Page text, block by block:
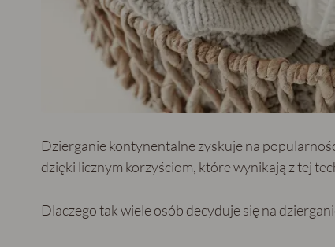
Dzierganie kontynentalne zyskuje na
dzięki licznym korzyściom, które wynikają z tej
Dlaczego tak wiele osób decyduje się na